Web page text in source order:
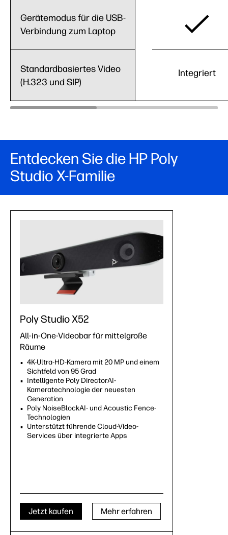
Gerätemodus für die USB-
Verbindung zum Laptop
Standardbasiertes Video
(H.323 und SIP)
Integriert
Entdecken Sie die HP Poly
Studio X-Familie
Poly Studio X52
All-in-One-Videobar für mittelgroße
Räume
4K-Ultra-HD-Kamera mit 20 MP und einem
Sichtfeld von 95 Grad
Intelligente Poly DirectorAI-
Kameratechnologie der neuesten
Generation
Poly NoiseBlockAI- und Acoustic Fence-
Technologien
Unterstützt führende Cloud-Video-
Services über integrierte Apps
Jetzt kaufen Mehr erfahren